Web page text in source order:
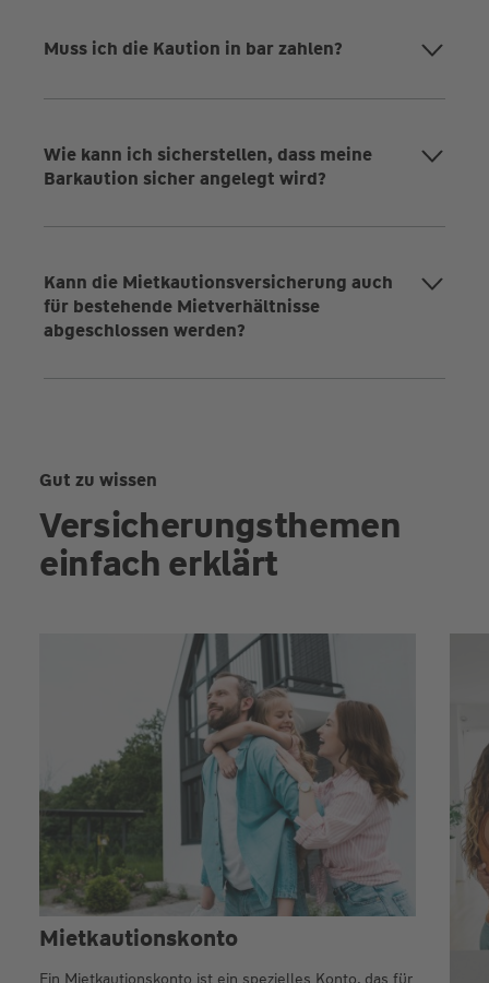
Muss ich die Kaution in bar zahlen?
Wie kann ich sicherstellen, dass meine
Barkaution sicher angelegt wird?
Kann die Mietkautionsversicherung auch
für bestehende Mietverhältnisse
abgeschlossen werden?
Gut zu wissen
Versicherungsthemen
einfach erklärt
Mietkautionskonto
Ein Mietkautionskonto ist ein spezielles Konto, das für